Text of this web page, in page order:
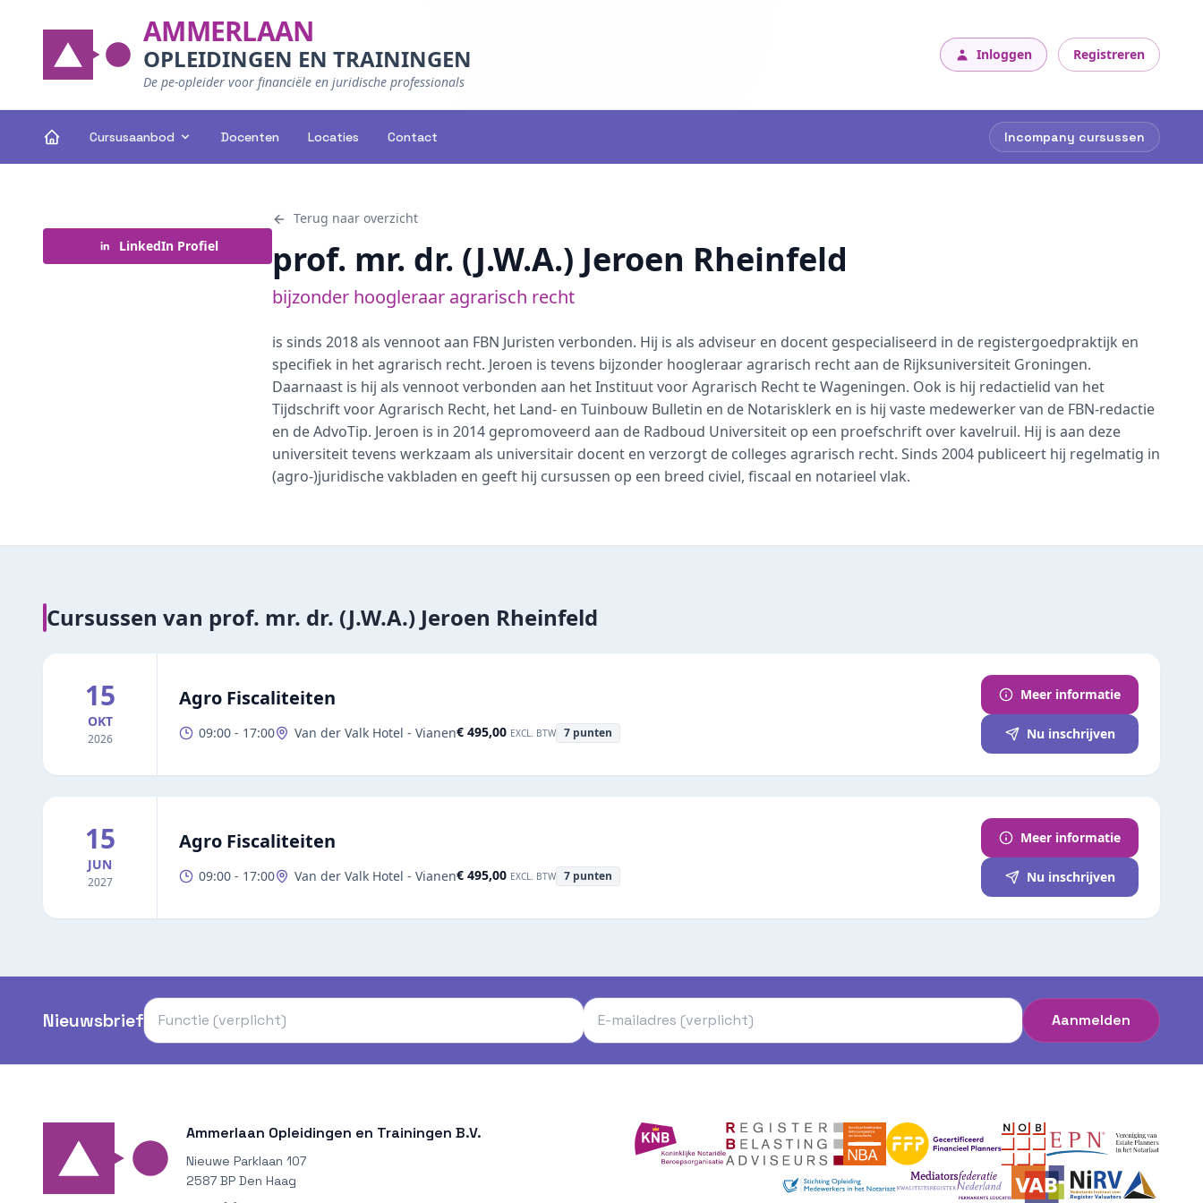
AMMERLAAN
OPLEIDINGEN EN TRAININGEN
De pe-opleider voor financiële en juridische professionals
Inloggen Registreren
Cursusaanbod Docenten Locaties Contact Incompany cursussen
LinkedIn Profiel
Terug naar overzicht
prof. mr. dr. (J.W.A.) Jeroen Rheinfeld
bijzonder hoogleraar agrarisch recht
is sinds 2018 als vennoot aan FBN Juristen verbonden. Hij is als adviseur en docent gespecialiseerd in de registergoedpraktijk en
specifiek in het agrarisch recht. Jeroen is tevens bijzonder hoogleraar agrarisch recht aan de Rijksuniversiteit Groningen.
Daarnaast is hij als vennoot verbonden aan het Instituut voor Agrarisch Recht te Wageningen. Ook is hij redactielid van het
Tijdschrift voor Agrarisch Recht, het Land- en Tuinbouw Bulletin en de Notarisklerk en is hij vaste medewerker van de FBN-redactie
en de AdvoTip. Jeroen is in 2014 gepromoveerd aan de Radboud Universiteit op een proefschrift over kavelruil. Hij is aan deze
universiteit tevens werkzaam als universitair docent en verzorgt de colleges agrarisch recht. Sinds 2004 publiceert hij regelmatig in
(agro-)juridische vakbladen en geeft hij cursussen op een breed civiel, fiscaal en notarieel vlak.
Cursussen van prof. mr. dr. (J.W.A.) Jeroen Rheinfeld
15
OKT
2026
Agro Fiscaliteiten
09:00 - 17:00 Van der Valk Hotel - Vianen€ 495,00 EXCL. BTW 7 punten
Meer informatie
Nu inschrijven
15
JUN
2027
Agro Fiscaliteiten
09:00 - 17:00 Van der Valk Hotel - Vianen€ 495,00 EXCL. BTW 7 punten
Meer informatie
Nu inschrijven
Nieuwsbrief Aanmelden
Ammerlaan Opleidingen en Trainingen B.V.
Nieuwe Parklaan 107
2587 BP Den Haag